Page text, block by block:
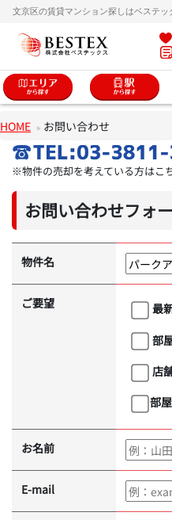
文京区の賃貸マンション探しはベステッ
HOME お問い合わせ
※物件の売却を考えている方はこ
お問い合わせフォ
物件名
ご要望
最
部
店
部
お名前
E-mail